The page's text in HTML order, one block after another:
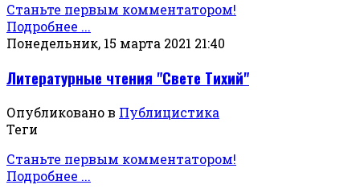
Станьте первым комментатором!
Подробнее ...
Понедельник, 15 марта 2021 21:40
Литературные чтения "Свете Тихий"
Опубликовано в Публицистика
Теги
Станьте первым комментатором!
Подробнее ...